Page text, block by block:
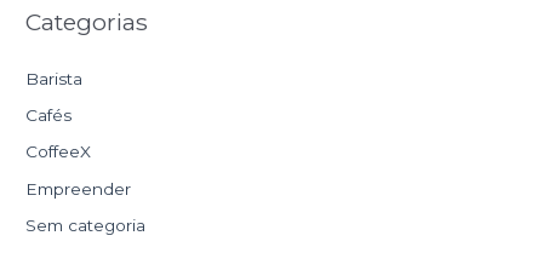
Categorias
Barista
Cafés
CoffeeX
Empreender
Sem categoria